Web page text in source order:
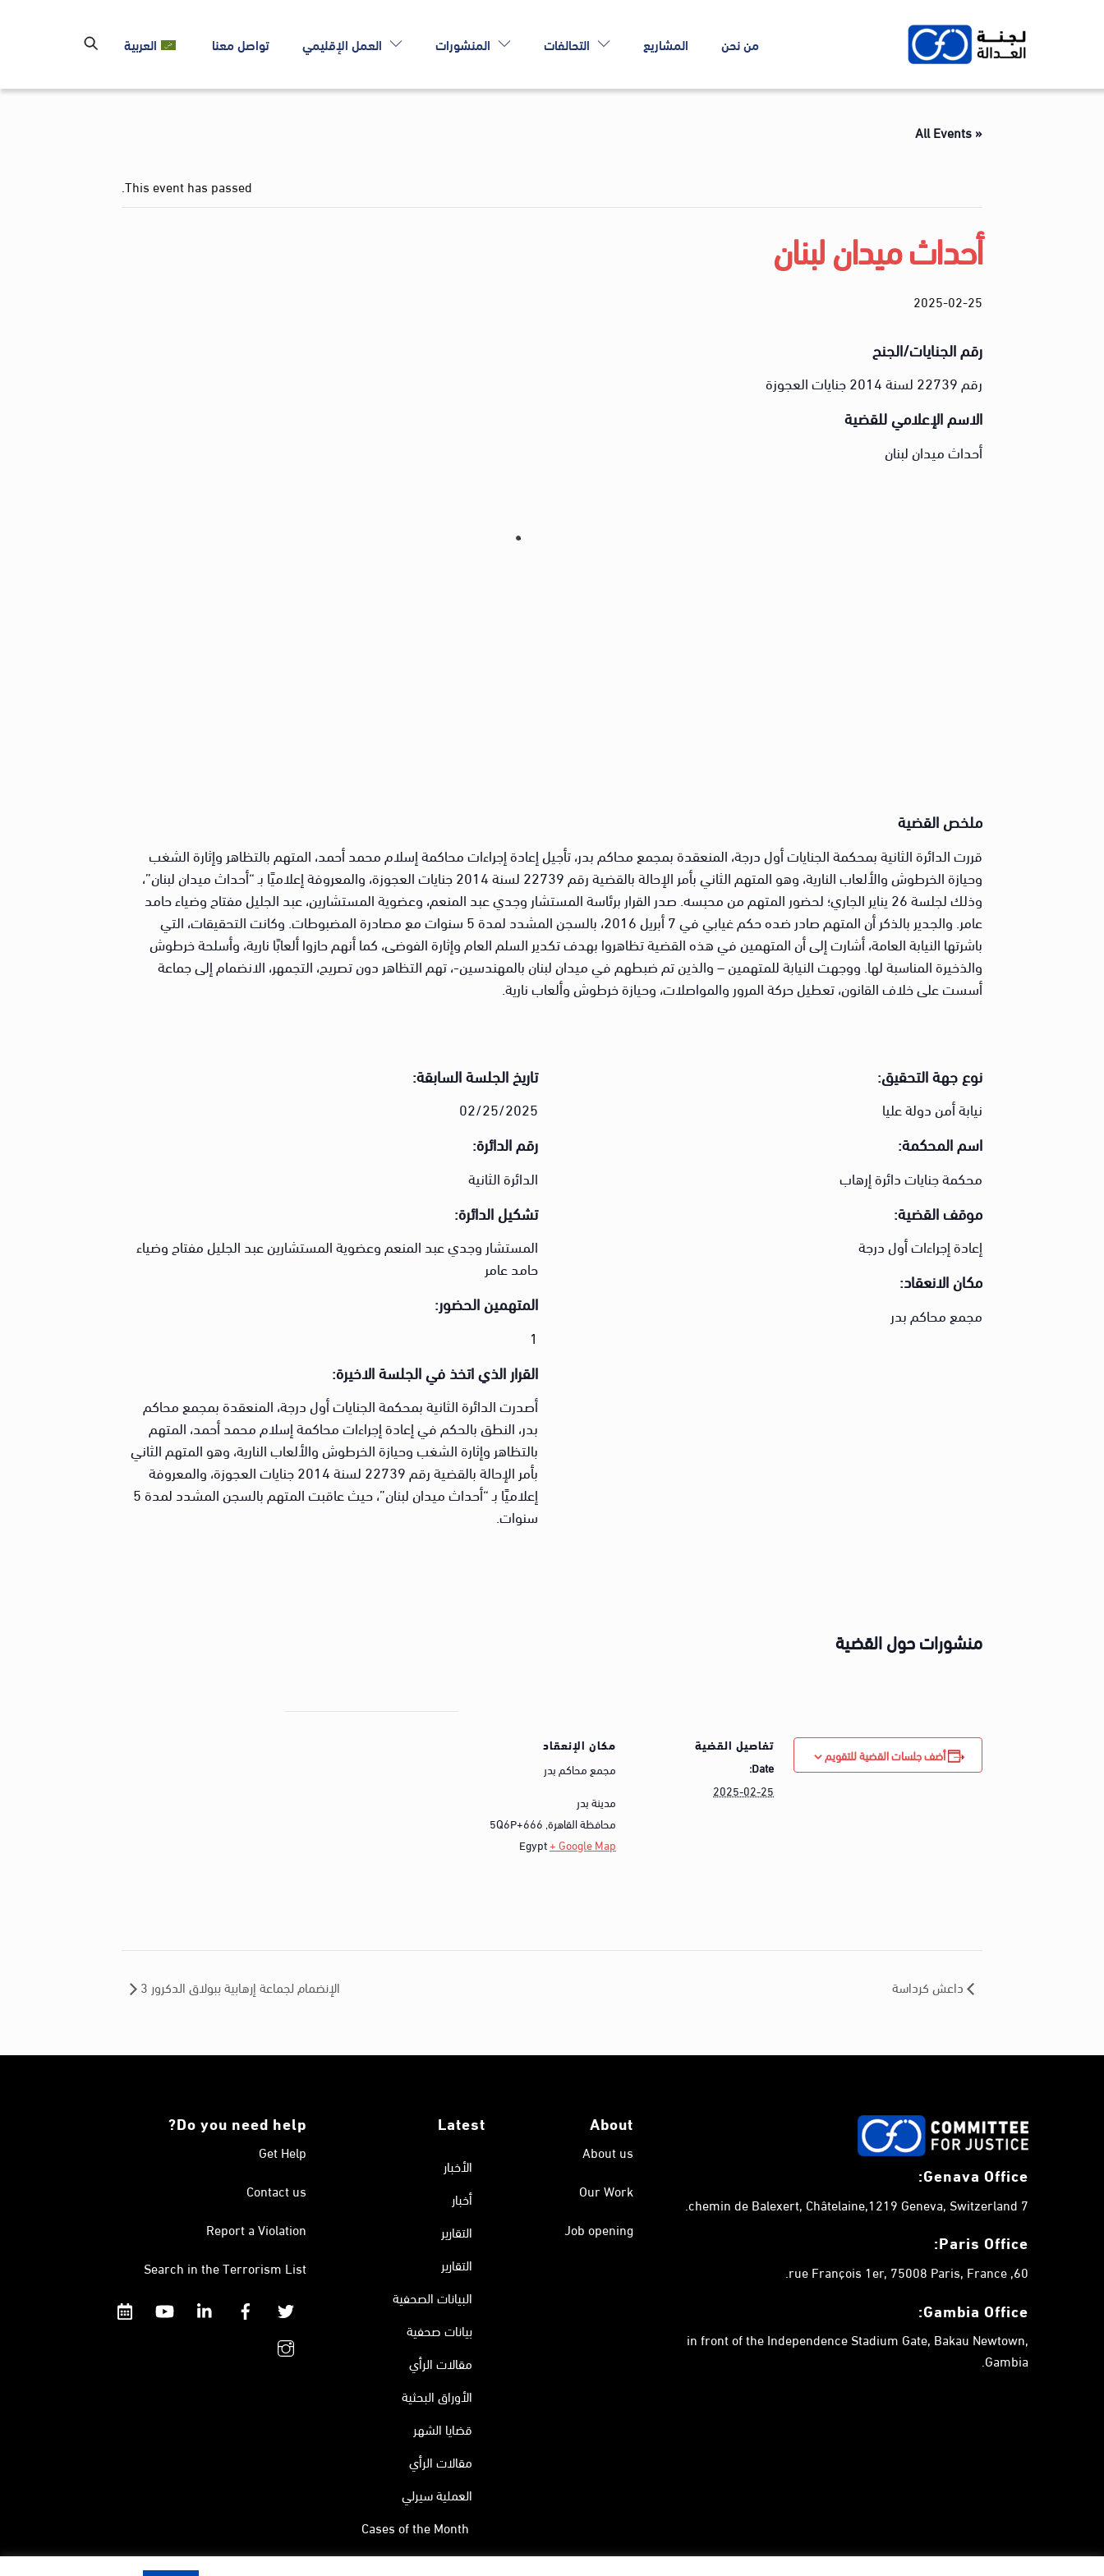
من نحن المشاريع التحالفات المنشورات العمل الإقليمي تواصل معنا العربية
« All Events
This event has passed.
أحداث ميدان لبنان
2025-02-25
رقم الجنايات/الجنح
رقم 22739 لسنة 2014 جنايات العجوزة
الاسم الإعلامي للقضية
أحداث ميدان لبنان
ملخص القضية
قررت الدائرة الثانية بمحكمة الجنايات أول درجة، المنعقدة بمجمع محاكم بدر، تأجيل إعادة إجراءات محاكمة إسلام محمد أحمد، المتهم بالتظاهر وإثارة الشغب
وحيازة الخرطوش والألعاب النارية، وهو المتهم الثاني بأمر الإحالة بالقضية رقم 22739 لسنة 2014 جنايات العجوزة، والمعروفة إعلاميًا بـ “أحداث ميدان لبنان”،
وذلك لجلسة 26 يناير الجاري؛ لحضور المتهم من محبسه. صدر القرار برئاسة المستشار وجدي عبد المنعم، وعضوية المستشارين، عبد الجليل مفتاح وضياء حامد
عامر. والجدير بالذكر أن المتهم صادر ضده حكم غيابي في 7 أبريل 2016، بالسجن المشدد لمدة 5 سنوات مع مصادرة المضبوطات. وكانت التحقيقات، التي
باشرتها النيابة العامة، أشارت إلى أن المتهمين في هذه القضية تظاهروا بهدف تكدير السلم العام وإثارة الفوضى، كما أنهم حازوا ألعابًا نارية، وأسلحة خرطوش
والذخيرة المناسبة لها. ووجهت النيابة للمتهمين – والذين تم ضبطهم في ميدان لبنان بالمهندسين-، تهم التظاهر دون تصريح، التجمهر، الانضمام إلى جماعة
أسست على خلاف القانون، تعطيل حركة المرور والمواصلات، وحيازة خرطوش وألعاب نارية.
نوع جهة التحقيق:
نيابة أمن دولة عليا
اسم المحكمة:
محكمة جنايات دائرة إرهاب
موقف القضية:
إعادة إجراءات أول درجة
مكان الانعقاد:
مجمع محاكم بدر
تاريخ الجلسة السابقة:
02/25/2025
رقم الدائرة:
الدائرة الثانية
تشكيل الدائرة:
المستشار وجدي عبد المنعم وعضوية المستشارين عبد الجليل مفتاح وضياء
حامد عامر
المتهمين الحضور:
1
القرار الذي اتخذ في الجلسة الاخيرة:
أصدرت الدائرة الثانية بمحكمة الجنايات أول درجة، المنعقدة بمجمع محاكم
بدر، النطق بالحكم في إعادة إجراءات محاكمة إسلام محمد أحمد، المتهم
بالتظاهر وإثارة الشغب وحيازة الخرطوش والألعاب النارية، وهو المتهم الثاني
بأمر الإحالة بالقضية رقم 22739 لسنة 2014 جنايات العجوزة، والمعروفة
إعلاميًا بـ “أحداث ميدان لبنان”، حيث عاقبت المتهم بالسجن المشدد لمدة 5
سنوات.
منشورات حول القضية
أضف جلسات القضية للتقويم تفاصيل القضية
Date:
2025-02-25
مكان الإنعقاد
مجمع محاكم بدر
مدينة بدر
محافظة القاهرة,
5Q6P+666
Egypt+ Google Map
داعش كرداسة الإنضمام لجماعة إرهابية ببولاق الدكرور 3
Genava Office:
7 chemin de Balexert, Châtelaine,1219 Geneva, Switzerland.
Paris Office:
60, rue François 1er, 75008 Paris, France.
Gambia Office:
in front of the Independence Stadium Gate, Bakau Newtown,
Gambia.
About
About us
Our Work
Job opening
Latest
الأخبار
أخبار
التقارير
التقارير
البيانات الصحفية
بيانات صحفية
مقالات الرأي
الأوراق البحثية
قضايا الشهر
مقالات الرأي
العملية سيرلي
Cases of the Month
Do you need help?
Get Help
Contact us
Report a Violation
Search in the Terrorism List
Twitter
Facebook
Linkedin
YouTube